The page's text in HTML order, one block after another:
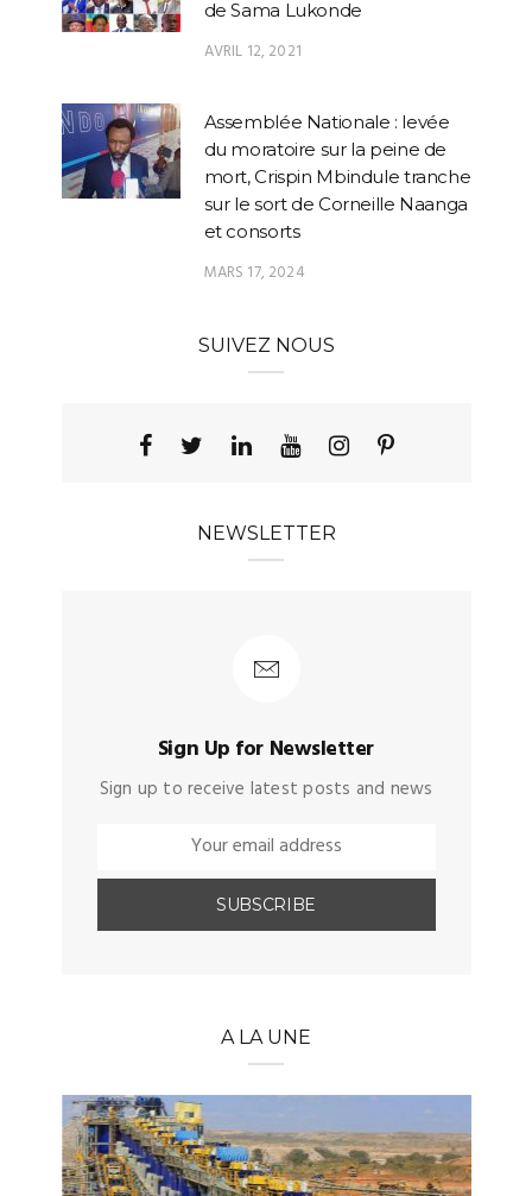
de Sama Lukonde
AVRIL 12, 2021
Assemblée Nationale : levée
du moratoire sur la peine de
mort, Crispin Mbindule tranche
sur le sort de Corneille Naanga
et consorts
MARS 17, 2024
SUIVEZ NOUS
NEWSLETTER
Sign Up for Newsletter
Sign up to receive latest posts and news
A LA UNE